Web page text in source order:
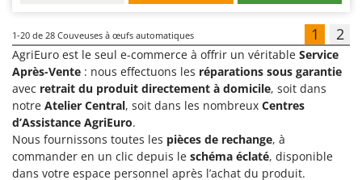
1-20 de 28 Couveuses à œufs automatiques 1 2
AgriEuro est le seul e-commerce à offrir un véritable Service
Après-Vente : nous effectuons les réparations sous garantie
avec retrait du produit directement à domicile, soit dans
notre Atelier Central, soit dans les nombreux Centres
d’Assistance AgriEuro.
Nous fournissons toutes les pièces de rechange, à
commander en un clic depuis le schéma éclaté, disponible
dans votre espace personnel après l’achat du produit.